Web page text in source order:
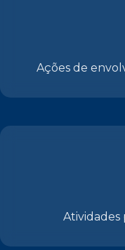
Ações de
Atividades